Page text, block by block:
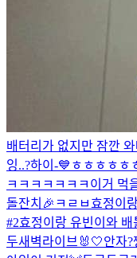
배터리가 없지만 잠깐 와
잉..?하이-💙 ㅎㅎㅎㅎㅎ
ㅋㅋㅋㅋㅋㅋㅋ 이거 먹
돌잔치🎉 ㅋㄹㅂ 효정이
#2효정이랑 유빈이와
두새벽라이브 🐰🤍안자?